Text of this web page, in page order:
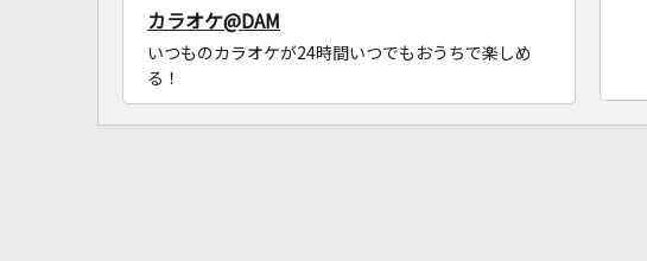
カラオケ@DAM
いつものカラオケが24時間いつでもおうちで楽しめ
る！